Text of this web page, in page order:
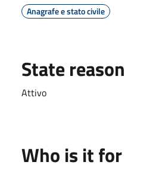
Anagrafe e stato civile
State reason
Attivo
Who is it for